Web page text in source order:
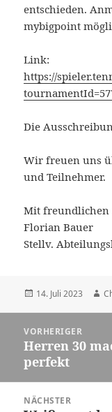
entschieden.
mybigpoint
Link:
https://
Die
Wir freuen uns
und Teilnehmer.
Mit freundlichen
Florian Bauer
Stellv.
Veröffentlicht
14. Juli 2023
VORHERIGER
Vorheriger
Beitrag:
Herren 30
perfekt
NÄCHSTER